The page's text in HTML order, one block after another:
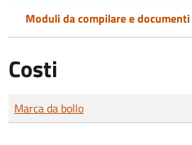
Moduli da compilare e
Costi
Tipo di pagamento
Importo
Marca da bollo